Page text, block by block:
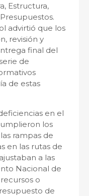
Estructura,
advirtió que los
revisión y
final del
de
de estas
en el
los
rampas de
en las rutas de
a las
Nacional de
o
de